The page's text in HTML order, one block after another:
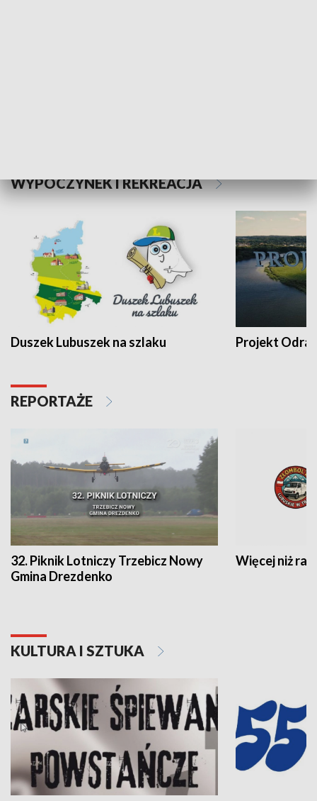
WYPOCZYNEK I REKREACJA
Duszek Lubuszek na szlaku Projekt Odra
REPORTAŻE
32. Piknik Lotniczy Trzebicz Nowy
Gmina Drezdenko
Więcej niż rajd
KULTURA I SZTUKA